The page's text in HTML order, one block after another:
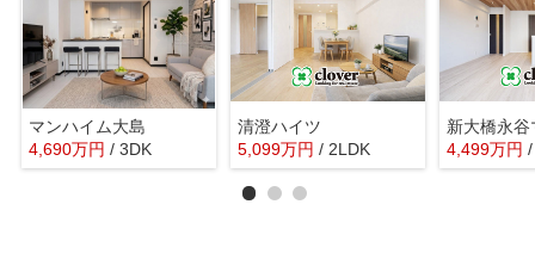
マンハイム大島
4,690万円 / 3DK
清澄ハイツ
5,099万円 / 2LDK
新大橋永
4,499万円